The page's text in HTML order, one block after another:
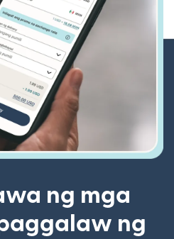
ng mga
ng